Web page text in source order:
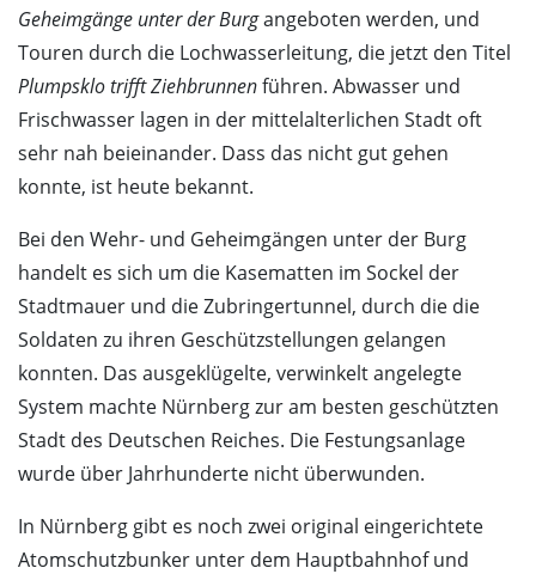
Geheimgänge unter der Burgangeboten werden, und
Touren durch die Lochwasserleitung, die jetzt den Titel
Plumpsklo trifft Ziehbrunnenführen. Abwasser und
Frischwasser lagen in der mittelalterlichen Stadt oft
sehr nah beieinander. Dass das nicht gut gehen
konnte, ist heute bekannt.
Bei den Wehr- und Geheimgängen unter der Burg
handelt es sich um die Kasematten im Sockel der
Stadtmauer und die Zubringertunnel, durch die die
Soldaten zu ihren Geschützstellungen gelangen
konnten. Das ausgeklügelte, verwinkelt angelegte
System machte Nürnberg zur am besten geschützten
Stadt des Deutschen Reiches. Die Festungsanlage
wurde über Jahrhunderte nicht überwunden.
In Nürnberg gibt es noch zwei original eingerichtete
Atomschutzbunker unter dem Hauptbahnhof und